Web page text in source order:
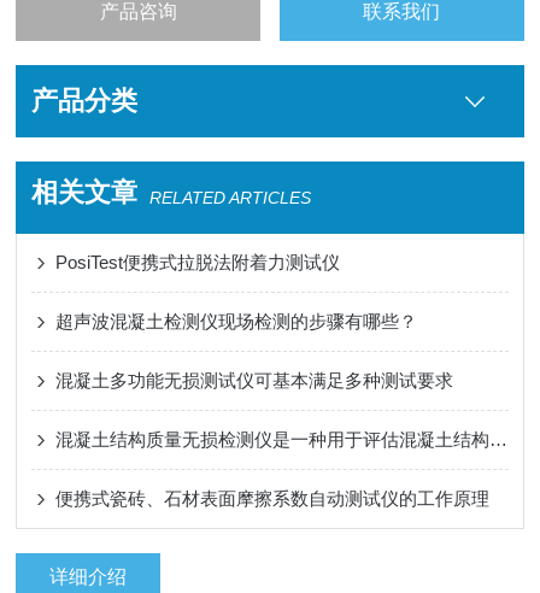
产品咨询 联系我们
产品分类
相关文章 RELATED ARTICLES
PosiTest便携式拉脱法附着力测试仪
超声波混凝土检测仪现场检测的步骤有哪些？
混凝土多功能无损测试仪可基本满足多种测试要求
混凝土结构质量无损检测仪是一种用于评估混凝土结构质量和检测其内部缺陷的设备
便携式瓷砖、石材表面摩擦系数自动测试仪的工作原理
详细介绍